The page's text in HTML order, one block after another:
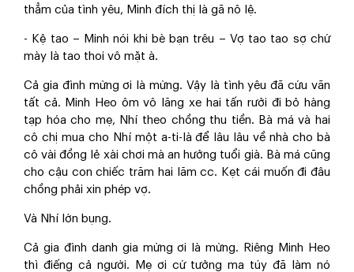
thẳm của tình yêu, Minh đích thị là gã nô lệ.
- Kệ tao – Minh nói khi bè bạn trêu – Vợ tao tao sợ chứ
mày là tao thoi vô mặt à.
Cả gia đình mừng ơi là mừng. Vậy là tình yêu đã cứu vãn
tất cả. Minh Heo ôm vô lăng xe hai tấn rưởi đi bỏ hàng
tạp hóa cho mẹ, Nhí theo chồng thu tiền. Bà má và hai
cô chị mua cho Nhí một a-ti-là để lâu lâu về nhà cho bà
cô vài đồng lẻ xài chơi mà an hưởng tuổi già. Bà má cũng
cho cậu con chiếc trăm hai lăm cc. Kẹt cái muốn đi đâu
chồng phải xin phép vợ.
Và Nhí lớn bụng.
Cả gia đình danh gia mừng ơi là mừng. Riêng Minh Heo
thì điếng cả người. Mẹ ơi cứ tưởng ma túy đã làm nó